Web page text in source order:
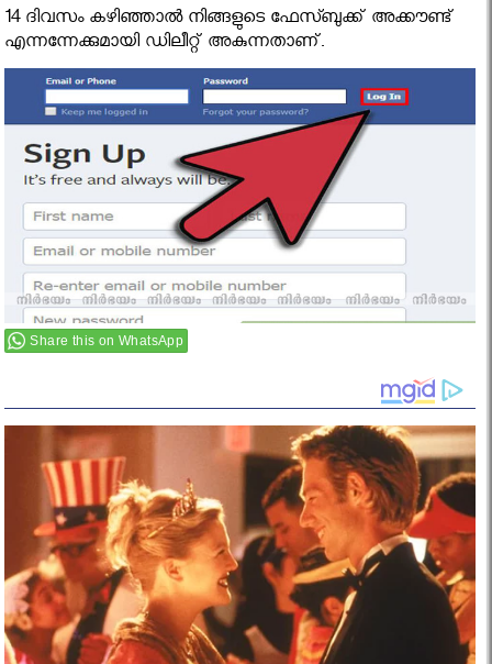
14 ദിവസം കഴിഞ്ഞാല്‍ നിങ്ങളുടെ ഫേസ്ബുക്ക് അക്കൗണ്ട്
എന്നന്നേക്കുമായി ഡിലീറ്റ് അകുന്നതാണ്.
Share this on WhatsApp